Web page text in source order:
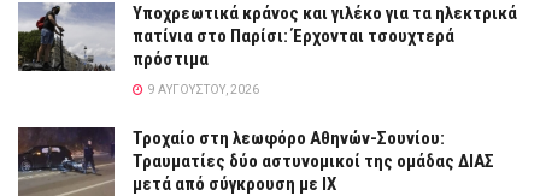
Υποχρεωτικά κράνος και γιλέκο για τα ηλεκτρικά
πατίνια στο Παρίσι: Έρχονται τσουχτερά
πρόστιμα
9 ΑΥΓΟΎΣΤΟΥ, 2026
Τροχαίο στη λεωφόρο Αθηνών-Σουνίου:
Τραυματίες δύο αστυνομικοί της ομάδας ΔΙΑΣ
μετά από σύγκρουση με ΙΧ